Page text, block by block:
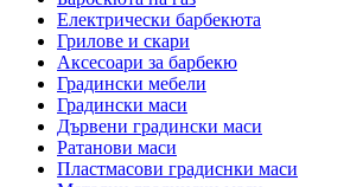
Електрически барбекюта
Грилове и скари
Аксесоари за барбекю
Градински мебели
Градински маси
Дървени градински маси
Ратанови маси
Пластмасови градиснки маси